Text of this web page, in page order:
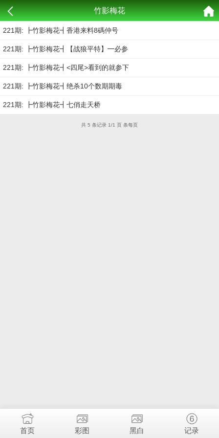
竹影梅花
221期: ┣竹影梅花┫香港来料8碼仲号
221期: ┣竹影梅花┫【战狼平特】━必参
221期: ┣竹影梅花┫<四尾>看到的就参下
221期: ┣竹影梅花┫绝杀10个数期期毒
221期: ┣竹影梅花┫七俏走天桥
共 5 条记录 1/1 页 条每页
首页 彩图 黑白 记录